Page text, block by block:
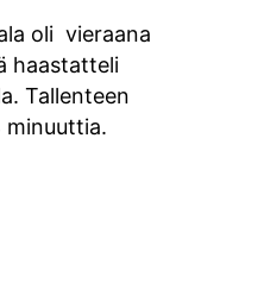
oli vieraana
haastatteli
Tallenteen